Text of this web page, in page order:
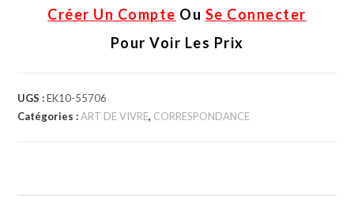
Créer Un Compte Ou Se Connecter
Pour Voir Les Prix
UGS :EK10-55706
Catégories :ART DE VIVRE, CORRESPONDANCE